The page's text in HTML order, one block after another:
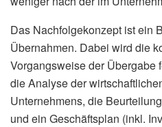
Das Nachfolgekonzept ist ein
Übernahmen. Dabei wird die
Vorgangsweise der Übergabe
die Analyse der
Unternehmens, die
und ein Geschäftsplan (inkl.